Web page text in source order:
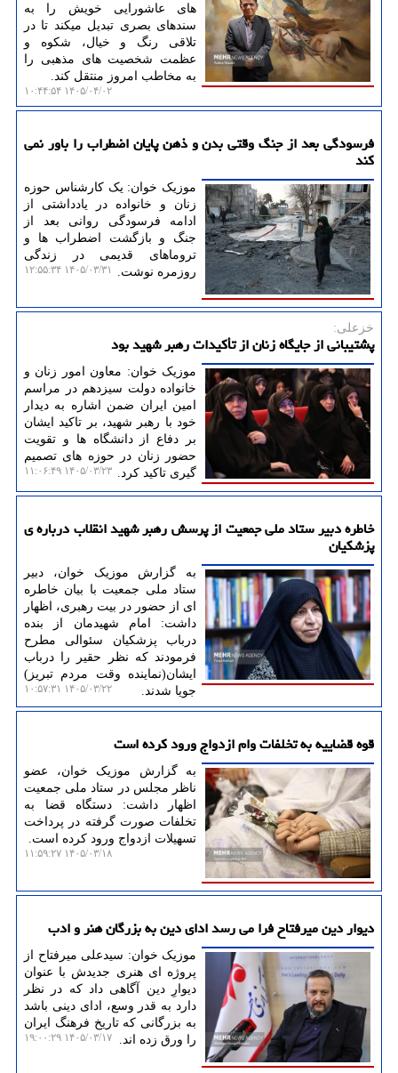
های عاشورایی خویش را به
سندهای بصری تبدیل میکند تا در
تلاقی رنگ و خیال، شکوه و
عظمت شخصیت های مذهبی را
به مخاطب امروز منتقل کند.
۱۴۰۵/۰۴/۰۲ ۱۰:۴۴:۵۴
فرسودگی بعد از جنگ وقتی بدن و ذهن پایان اضطراب را باور نمی
کند
موزیک خوان: یک کارشناس حوزه
زنان و خانواده در یادداشتی از
ادامه فرسودگی روانی بعد از
جنگ و بازگشت اضطراب ها و
تروماهای قدیمی در زندگی
روزمره نوشت.
۱۴۰۵/۰۳/۳۱ ۱۲:۵۵:۳۴
خزعلی:
پشتیبانی از جایگاه زنان از تأکیدات رهبر شهید بود
موزیک خوان: معاون امور زنان و
خانواده دولت سیزدهم در مراسم
امین ایران ضمن اشاره به دیدار
خود با رهبر شهید، بر تاکید ایشان
بر دفاع از دانشگاه ها و تقویت
حضور زنان در حوزه های تصمیم
گیری تاکید کرد.
۱۴۰۵/۰۳/۲۳ ۱۱:۰۶:۴۹
خاطره دبیر ستاد ملی جمعیت از پرسش رهبر شهید انقلاب درباره ی
پزشکیان
به گزارش موزیک خوان، دبیر
ستاد ملی جمعیت با بیان خاطره
ای از حضور در بیت رهبری، اظهار
داشت: امام شهیدمان از بنده
درباب پزشکیان سئوالی مطرح
فرمودند که نظر حقیر را درباب
ایشان(نماینده وقت مردم تبریز)
جویا شدند.
۱۴۰۵/۰۳/۲۲ ۱۰:۵۷:۳۱
قوه قضاییه به تخلفات وام ازدواج ورود کرده است
به گزارش موزیک خوان، عضو
ناظر مجلس در ستاد ملی جمعیت
اظهار داشت: دستگاه قضا به
تخلفات صورت گرفته در پرداخت
تسهیلات ازدواج ورود کرده است.
۱۴۰۵/۰۳/۱۸ ۱۱:۵۹:۲۷
دیوار دین میرفتاح فرا می رسد ادای دین به بزرگان هنر و ادب
موزیک خوان: سیدعلی میرفتاح از
پروژه ای هنری جدیدش با عنوان
دیوارِ دین آگاهی داد که در نظر
دارد به قدر وسع، ادای دینی باشد
به بزرگانی که تاریخ فرهنگ ایران
را ورق زده اند.
۱۴۰۵/۰۳/۱۷ ۱۹:۰۰:۲۹